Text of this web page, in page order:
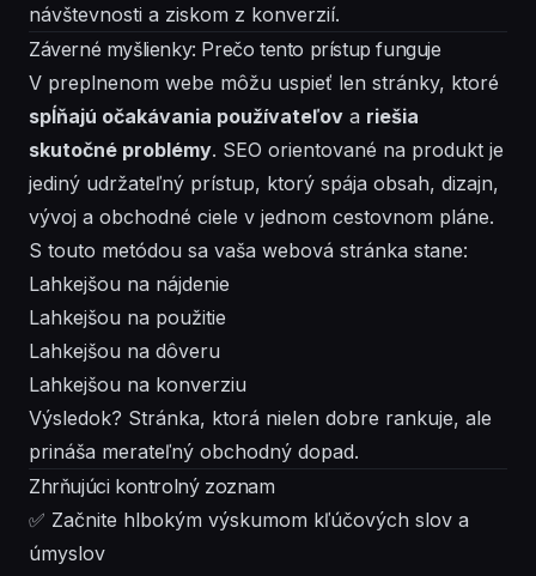
návštevnosti a ziskom z konverzií.
Záverné myšlienky: Prečo tento prístup funguje
V preplnenom webe môžu uspieť len stránky, ktoré
spĺňajú očakávania používateľov a riešia
skutočné problémy. SEO orientované na produkt je
jediný udržateľný prístup, ktorý spája obsah, dizajn,
vývoj a obchodné ciele v jednom cestovnom pláne.
S touto metódou sa vaša webová stránka stane:
Lahkejšou na nájdenie
Lahkejšou na použitie
Lahkejšou na dôveru
Lahkejšou na konverziu
Výsledok? Stránka, ktorá nielen dobre rankuje, ale
prináša merateľný obchodný dopad.
Zhrňujúci kontrolný zoznam
✅ Začnite hlbokým výskumom kľúčových slov a
úmyslov